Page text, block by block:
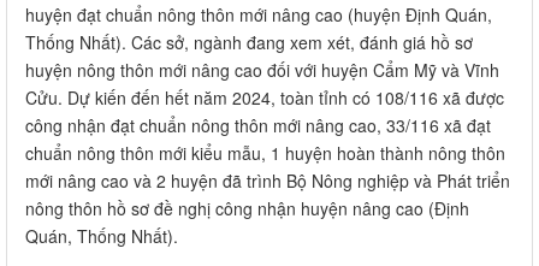
huyện đạt chuẩn nông thôn mới nâng cao (huyện Định Quán,
Thống Nhất). Các sở, ngành đang xem xét, đánh giá hồ sơ
huyện nông thôn mới nâng cao đối với huyện Cẩm Mỹ và Vĩnh
Cửu. Dự kiến đến hết năm 2024, toàn tỉnh có 108/116 xã được
công nhận đạt chuẩn nông thôn mới nâng cao, 33/116 xã đạt
chuẩn nông thôn mới kiểu mẫu, 1 huyện hoàn thành nông thôn
mới nâng cao và 2 huyện đã trình Bộ Nông nghiệp và Phát triển
nông thôn hồ sơ đề nghị công nhận huyện nâng cao (Định
Quán, Thống Nhất).